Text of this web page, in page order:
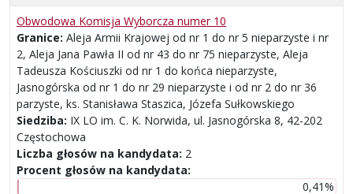
Obwodowa Komisja Wyborcza numer 10
Granice: Aleja Armii Krajowej od nr 1 do nr 5 nieparzyste i nr
2, Aleja Jana Pawła II od nr 43 do nr 75 nieparzyste, Aleja
Tadeusza Kościuszki od nr 1 do końca nieparzyste,
Jasnogórska od nr 1 do nr 29 nieparzyste i od nr 2 do nr 36
parzyste, ks. Stanisława Staszica, Józefa Sułkowskiego
Siedziba: IX LO im. C. K. Norwida, ul. Jasnogórska 8, 42-202
Częstochowa
Liczba głosów na kandydata: 2
Procent głosów na kandydata:
0,41%